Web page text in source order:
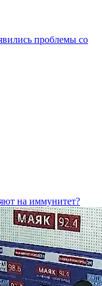
проблемы со
на иммунитет?